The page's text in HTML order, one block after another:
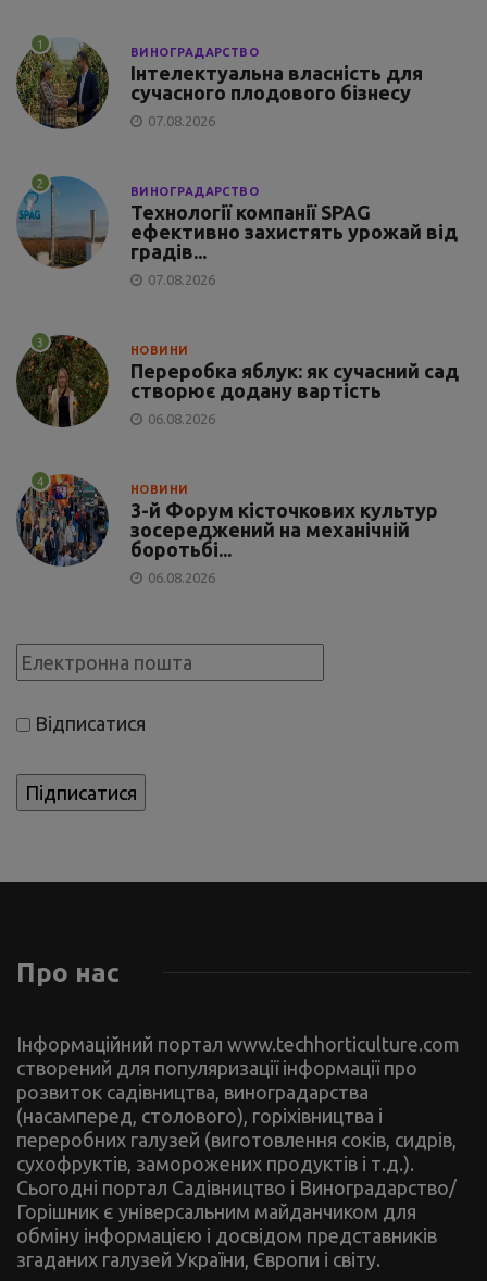
1
ВИНОГРАДАРСТВО
Інтелектуальна власність для
сучасного плодового бізнесу
07.08.2026
2
ВИНОГРАДАРСТВО
Технології компанії SPAG
ефективно захистять урожай від
градів...
07.08.2026
3
НОВИНИ
Переробка яблук: як сучасний сад
створює додану вартість
06.08.2026
4
НОВИНИ
3-й Форум кісточкових культур
зосереджений на механічній
боротьбі...
06.08.2026
Відписатися
Про нас
Інформаційний портал www.techhorticulture.com
створений для популяризації інформації про
розвиток садівництва, виноградарства
(насамперед, столового), горіхівництва і
переробних галузей (виготовлення соків, сидрів,
сухофруктів, заморожених продуктів і т.д.).
Сьогодні портал Садівництво і Виноградарство/
Горішник є універсальним майданчиком для
обміну інформацією і досвідом представників
згаданих галузей України, Європи і світу.